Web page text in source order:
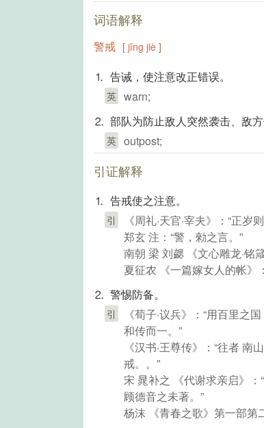
词语解释
警戒 [ jǐng jiè ]
⒈ 告诫，使注意改正错误。
英 warn;
⒉ 部队为防止敌人突然袭击、敌方
英 outpost;
引证解释
⒈ 告戒使之注意。
引
《周礼·天官·宰夫》：“正
郑玄 注：“警，勑之言。”
南朝 梁 刘勰 《文心雕龙·铭
夏征农 《一篇嫁女人的帐》
⒉ 警惕防备。
引
《荀子·议兵》：“用百里之
和传而一。”
《汉书·王尊传》：“往者
戒。。”
宋 晁补之 《代谢求亲启》
顾德音之未著。”
杨沫 《青春之歌》第一部第